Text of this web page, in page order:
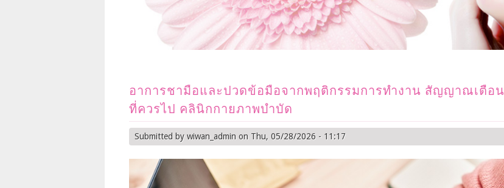
อาการชามือและปวดข้อมือจากพฤติกรรมการทำงาน สัญญาณเตือน
ที่ควรไป คลินิกกายภาพบำบัด
Submitted by wiwan_admin on Thu, 05/28/2026 - 11:17